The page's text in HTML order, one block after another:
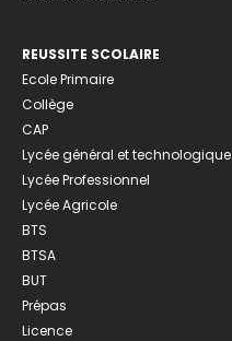
REUSSITE SCOLAIRE
Ecole Primaire
Collège
CAP
Lycée général et technologique
Lycée Professionnel
Lycée Agricole
BTS
BTSA
BUT
Prépas
Licence